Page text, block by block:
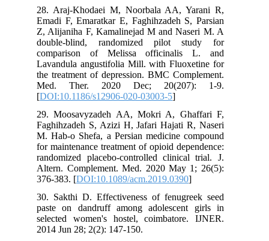
28. Araj-Khodaei M, Noorbala AA, Yarani R,
Emadi F, Emaratkar E, Faghihzadeh S, Parsian
Z, Alijaniha F, Kamalinejad M and Naseri M. A
double-blind, randomized pilot study for
comparison of Melissa officinalis L. and
Lavandula angustifolia Mill. with Fluoxetine for
the treatment of depression. BMC Complement.
Med. Ther. 2020 Dec; 20(207): 1-9.
[DOI:10.1186/s12906-020-03003-5
29. Moosavyzadeh AA, Mokri A, Ghaffari F,
Faghihzadeh S, Azizi H, Jafari Hajati R, Naseri
M. Hab-o Shefa, a Persian medicine compound
for maintenance treatment of opioid dependence:
randomized placebo-controlled clinical trial. J.
Altern. Complement. Med. 2020 May 1; 26(5):
376-383. [DOI:10.1089/acm.2019.0390
30. Sakthi D. Effectiveness of fenugreek seed
paste on dandruff among adolescent girls in
selected women's hostel, coimbatore. IJNER.
2014 Jun 28; 2(2): 147-150.